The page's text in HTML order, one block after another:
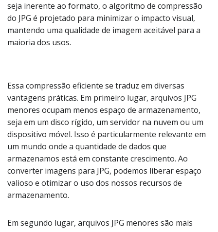
seja inerente ao formato, o algoritmo de compressão
do JPG é projetado para minimizar o impacto visual,
mantendo uma qualidade de imagem aceitável para a
maioria dos usos.
Essa compressão eficiente se traduz em diversas
vantagens práticas. Em primeiro lugar, arquivos JPG
menores ocupam menos espaço de armazenamento,
seja em um disco rígido, um servidor na nuvem ou um
dispositivo móvel. Isso é particularmente relevante em
um mundo onde a quantidade de dados que
armazenamos está em constante crescimento. Ao
converter imagens para JPG, podemos liberar espaço
valioso e otimizar o uso dos nossos recursos de
armazenamento.
Em segundo lugar, arquivos JPG menores são mais